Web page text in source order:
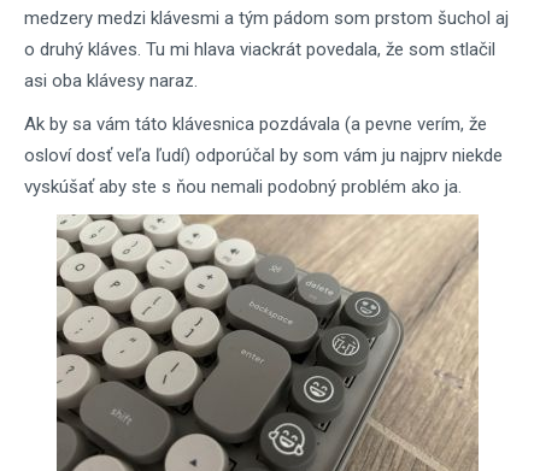
medzery medzi klávesmi a tým pádom som prstom šuchol aj
o druhý kláves. Tu mi hlava viackrát povedala, že som stlačil
asi oba klávesy naraz.
Ak by sa vám táto klávesnica pozdávala (a pevne verím, že
osloví dosť veľa ľudí) odporúčal by som vám ju najprv niekde
vyskúšať aby ste s ňou nemali podobný problém ako ja.